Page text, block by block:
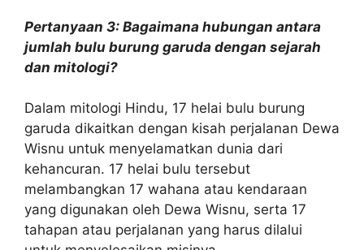
Pertanyaan 3: Bagaimana hubungan antara
jumlah bulu burung garuda dengan sejarah
dan mitologi?
Dalam mitologi Hindu, 17 helai bulu burung
garuda dikaitkan dengan kisah perjalanan Dewa
Wisnu untuk menyelamatkan dunia dari
kehancuran. 17 helai bulu tersebut
melambangkan 17 wahana atau kendaraan
yang digunakan oleh Dewa Wisnu, serta 17
tahapan atau perjalanan yang harus dilalui